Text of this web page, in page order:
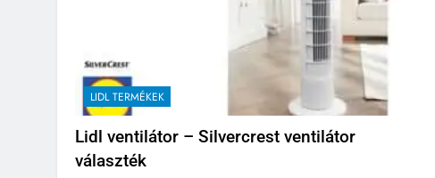
LIDL TERMÉKEK
Lidl ventilátor – Silvercrest ventilátor
választék